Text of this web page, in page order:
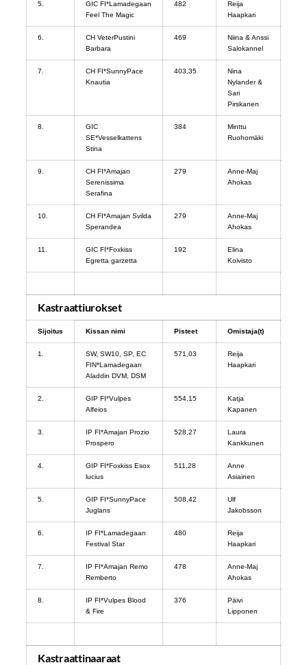
5.
GIC FI*Lamadegaan
Feel The Magic
482
Reija
Haapkari
6.
CH VeterPustini
Barbara
469
Niina & Anssi
Salokannel
7.
CH FI*SunnyPace
Knautia
403,35
Nina
Nylander &
Sari
Pirskanen
8.
GIC
SE*Vesselkattens
Stina
384
Minttu
Ruohomäki
9.
CH FI*Amajan
Serenissima
Serafina
279
Anne-Maj
Ahokas
10.
CH FI*Amajan Svilda
Sperandea
279
Anne-Maj
Ahokas
11.
GIC FI*Foxkiss
Egretta garzetta
192
Elina
Koivisto
Kastraattiurokset
Sijoitus Kissan nimi Pisteet Omistaja(t)
1.
SW, SW10, SP, EC
FIN*Lamadegaan
Aladdin DVM, DSM
571,03
Reija
Haapkari
2.
GIP FI*Vulpes
Alfeios
554,15
Katja
Kapanen
3.
IP FI*Amajan Prozio
Prospero
528,27
Laura
Kankkunen
4.
GIP FI*Foxkiss Esox
lucius
511,28
Anne
Asiainen
5.
GIP FI*SunnyPace
Juglans
508,42
Ulf
Jakobsson
6.
IP FI*Lamadegaan
Festival Star
480
Reija
Haapkari
7.
IP FI*Amajan Remo
Remberto
478
Anne-Maj
Ahokas
8.
IP FI*Vulpes Blood
& Fire
376
Päivi
Lipponen
Kastraattinaaraat